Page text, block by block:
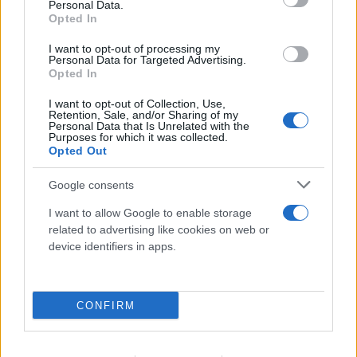
Personal Data.
Opted In
I want to opt-out of processing my
Personal Data for Targeted Advertising.
Opted In
I want to opt-out of Collection, Use,
Retention, Sale, and/or Sharing of my
Personal Data that Is Unrelated with the
Purposes for which it was collected.
Opted Out
Google consents
I want to allow Google to enable storage
related to advertising like cookies on web or
device identifiers in apps.
CONFIRM
σκόρερ. Ήταν ο παίκτης που κατέβαινε ανάμεσα
στις γραμμές, έπαιρνε την μπάλα με πλάτη, γύριζε
το σώμα και έβλεπε πάσα πριν καν οι υπόλοιποι
καταλάβουν ότι υπήρχε διάδρομος. Μπορούσε να
σκοράρει. Αλλά, κυρίως, μπορούσε να αλλάξει τη
θερμοκρασία ενός αγώνα.
Δεν ήταν ο πιο γρήγορος, ούτε ο πιο αθλητικός. Δεν
είχε την έκρηξη ενός καθαρού winger ούτε την
αίσθηση του «φονιά» που ζει μόνο για το κουτί. Η
δύναμή του ήταν αλλού. Στο πρώτο άγγιγμα. Στο
πώς προστάτευε την μπάλα με το σώμα. Στο πώς
βιάζεται. Στο πώς τραβούσε μαζί του έναν στόπερ
και άνοιγε χώρο για τον Μαρκ Χιουζ, τον Αντρέι